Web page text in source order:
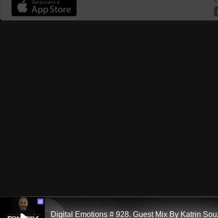
Ш
Digital Emotions # 928. Guest Mix By Katrin